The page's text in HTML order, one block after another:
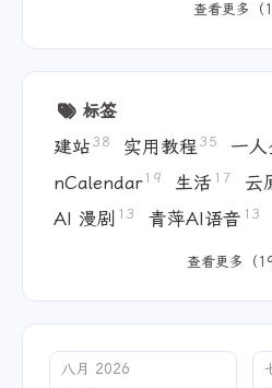
查看更多（
标签
建站 38 实用教程 35 一人
nCalendar 19 生活 17 云
AI 漫剧 13 青萍AI语音 13
查看更多（
八月 2026